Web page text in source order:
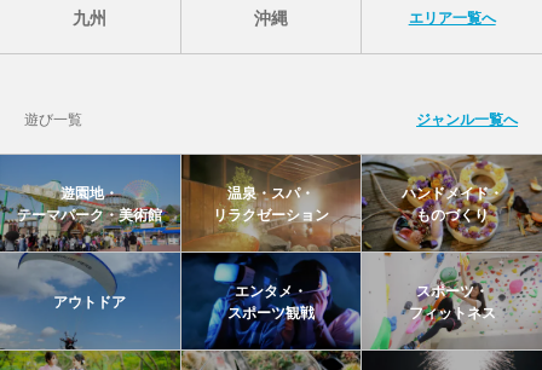
九州 沖縄 エリア一覧へ
遊び一覧 ジャンル一覧へ
遊園地・
テーマパーク・美術館
温泉・スパ・
リラクゼーション
ハンドメイド・
ものづくり
アウトドア
エンタメ・
スポーツ観戦
スポーツ・
フィットネス